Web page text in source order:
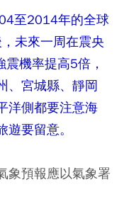
至2014年的全球
未來一周在震央
機率提高5倍，
、宮城縣、靜岡
洋側都要注意海
要留意。
象預報應以氣象署